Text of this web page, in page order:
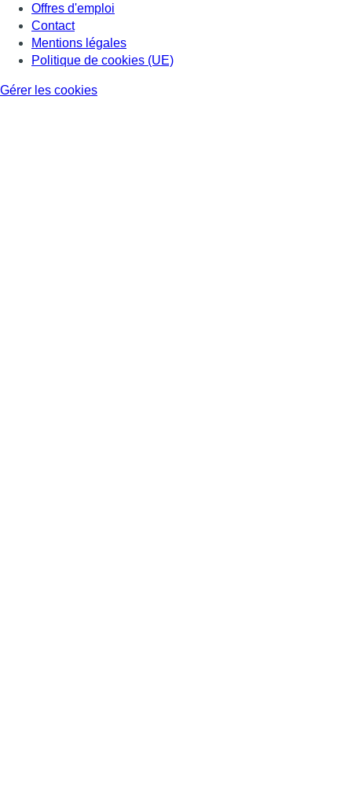
Offres d'emploi
Contact
Mentions légales
Politique de cookies (UE)
Gérer les cookies